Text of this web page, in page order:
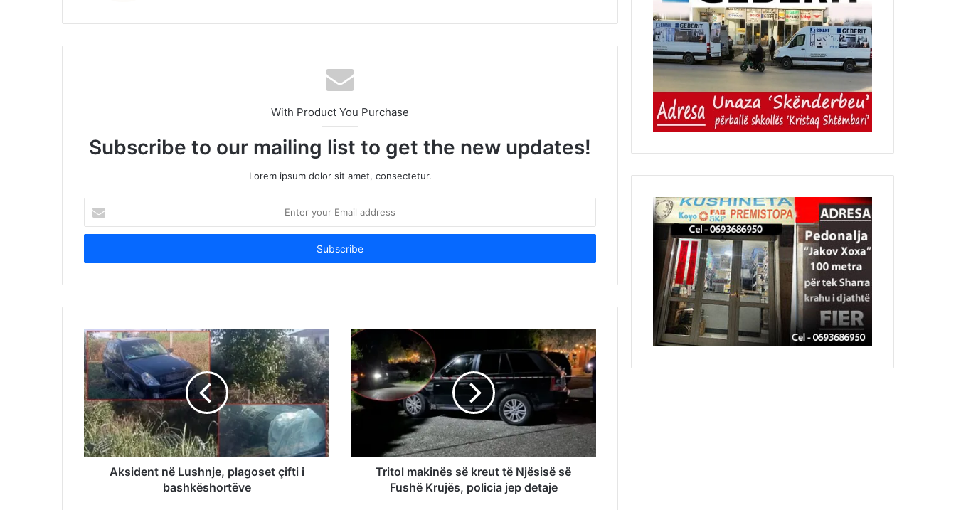
With Product You Purchase
Subscribe to our mailing list to get the new updates!
Lorem ipsum dolor sit amet, consectetur.
your
Email
Aksident në Lushnje, plagoset çifti i
bashkëshortëve
Tritol makinës së kreut të Njësisë së
Fushë Krujës, policia jep detaje